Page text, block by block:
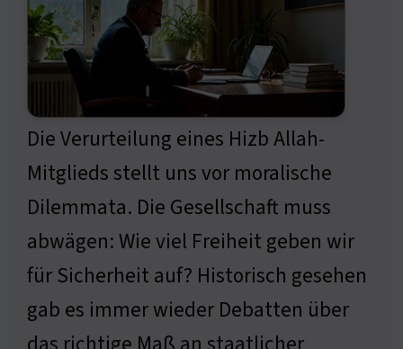
Die Verurteilung eines Hizb Allah-
Mitglieds stellt uns vor moralische
Dilemmata. Die Gesellschaft muss
abwägen: Wie viel Freiheit geben wir
für Sicherheit auf? Historisch gesehen
gab es immer wieder Debatten über